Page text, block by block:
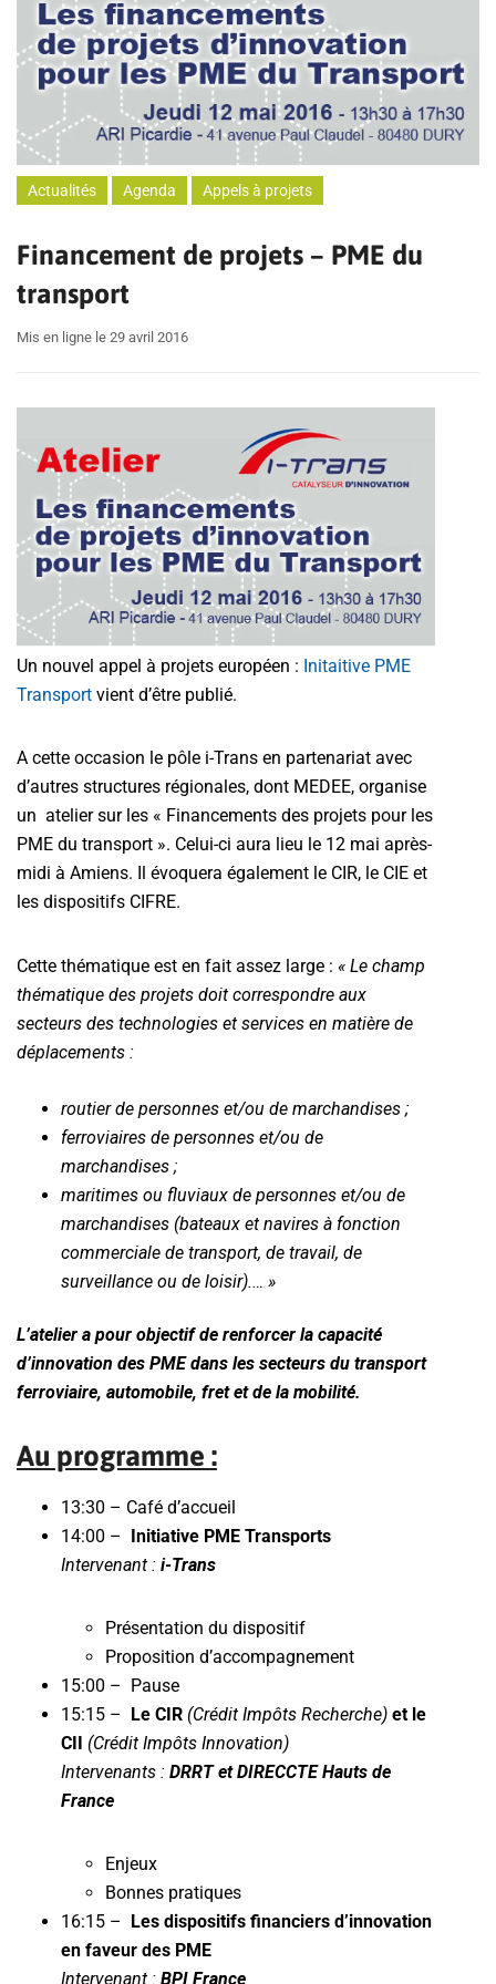
Actualités Agenda Appels à projets
Financement de projets – PME du
transport
Mis en ligne le 29 avril 2016
Un nouvel appel à projets européen : Initaitive PME
Transport vient d’être publié.
A cette occasion le pôle i-Trans en partenariat avec
d’autres structures régionales, dont MEDEE, organise
un atelier sur les « Financements des projets pour les
PME du transport ». Celui-ci aura lieu le 12 mai après-
midi à Amiens. Il évoquera également le CIR, le CIE et
les dispositifs CIFRE.
Cette thématique est en fait assez large : « Le champ
thématique des projets doit correspondre aux
secteurs des technologies et services en matière de
déplacements :
routier de personnes et/ou de marchandises ;
ferroviaires de personnes et/ou de
marchandises ;
maritimes ou fluviaux de personnes et/ou de
marchandises (bateaux et navires à fonction
commerciale de transport, de travail, de
surveillance ou de loisir).… »
L’atelier a pour objectif de renforcer la capacité
d’innovation des PME dans les secteurs du transport
ferroviaire, automobile, fret et de la mobilité.
Au programme :
13:30 – Café d’accueil
14:00 – Initiative PME Transports
Intervenant : i-Trans
Présentation du dispositif
Proposition d’accompagnement
15:00 – Pause
15:15 – Le CIR (Crédit Impôts Recherche) et le
CII (Crédit Impôts Innovation)
Intervenants : DRRT et DIRECCTE Hauts de
France
Enjeux
Bonnes pratiques
16:15 –
Les dispositifs financiers d’innovation
en faveur des PME
Intervenant : BPI France